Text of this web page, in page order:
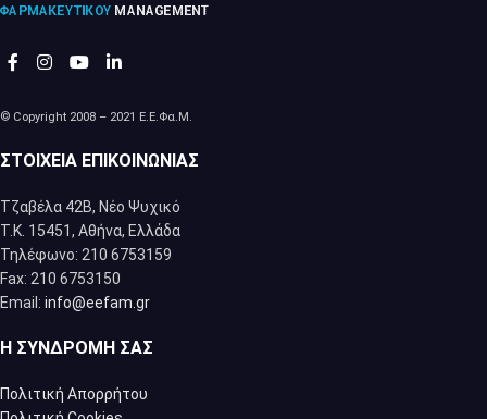
© Copyright 2008 – 2021 Ε.Ε.Φα.Μ.
ΣΤΟΙΧΕΊΑ ΕΠΙΚΟΙΝΩΝΊΑΣ
Τζαβέλα 42Β, Νέο Ψυχικό
Τ.Κ. 15451, Αθήνα, Eλλάδα
Τηλέφωνο: 210 6753159
Fax: 210 6753150
Email: info@eefam.gr
Η ΣΥΝΔΡΟΜΉ ΣΑΣ
Πολιτική Απορρήτου